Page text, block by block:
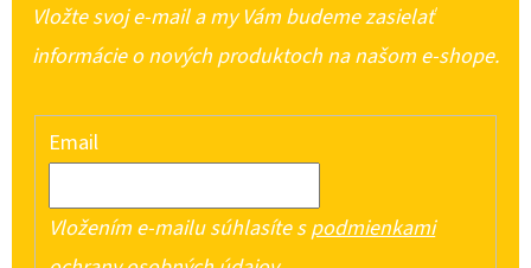
Vložte svoj e-mail a my Vám budeme zasielať
informácie o nových produktoch na našom e-shope.
Email
Vložením e-mailu súhlasíte spodmienkami